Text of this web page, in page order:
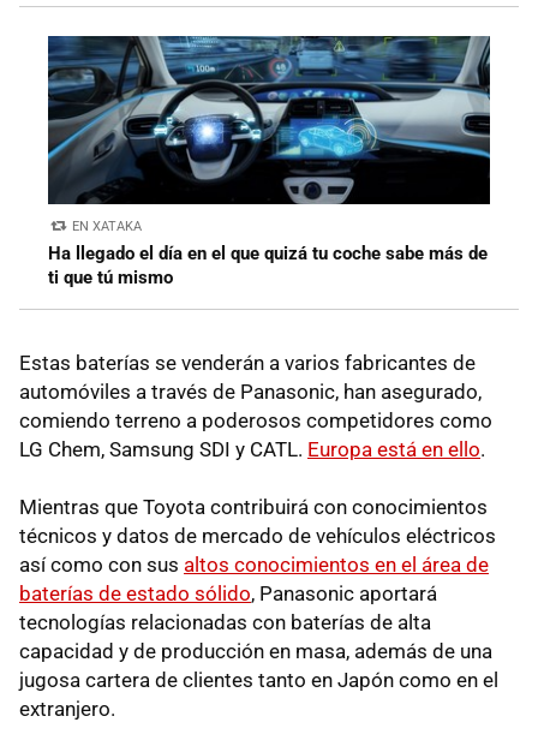
EN XATAKA
Ha llegado el día en el que quizá tu coche sabe más de
ti que tú mismo
Estas baterías se venderán a varios fabricantes de
automóviles a través de Panasonic, han asegurado,
comiendo terreno a poderosos competidores como
LG Chem, Samsung SDI y CATL. Europa está en ello.
Mientras que Toyota contribuirá con conocimientos
técnicos y datos de mercado de vehículos eléctricos
así como con sus altos conocimientos en el área de
baterías de estado sólido, Panasonic aportará
tecnologías relacionadas con baterías de alta
capacidad y de producción en masa, además de una
jugosa cartera de clientes tanto en Japón como en el
extranjero.